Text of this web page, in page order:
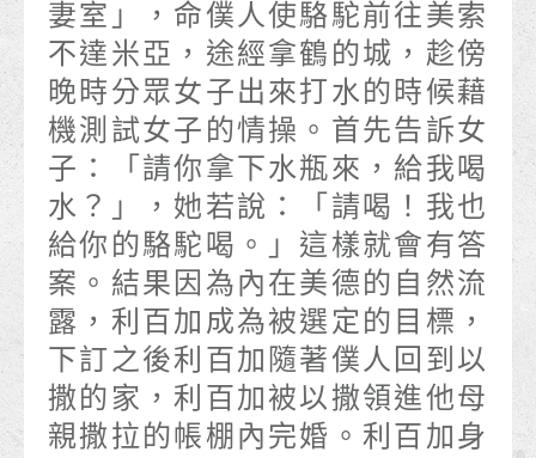
妻室」，命僕人使駱駝前往美索
不達米亞，途經拿鶴的城，趁傍
晚時分眾女子出來打水的時候藉
機測試女子的情操。首先告訴女
子：「請你拿下水瓶來，給我喝
水？」，她若說：「請喝！我也
給你的駱駝喝。」這樣就會有答
案。結果因為內在美德的自然流
露，利百加成為被選定的目標，
下訂之後利百加隨著僕人回到以
撒的家，利百加被以撒領進他母
親撒拉的帳棚內完婚。利百加身